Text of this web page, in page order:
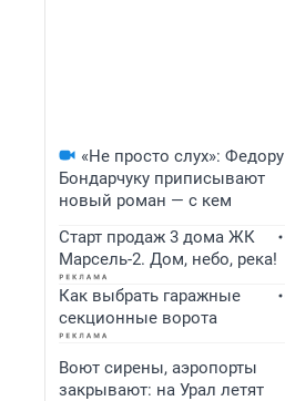
«Не просто слух»: Федору
Бондарчуку приписывают
новый роман — с кем
Старт продаж 3 дома ЖК
Марсель-2. Дом, небо, река!
Как выбрать гаражные
секционные ворота
Воют сирены, аэропорты
закрывают: на Урал летят